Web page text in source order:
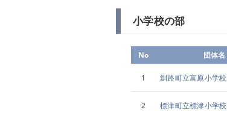
小学校の部
No 団体名
1 釧路町立富原小学校
2 標津町立標津小学校